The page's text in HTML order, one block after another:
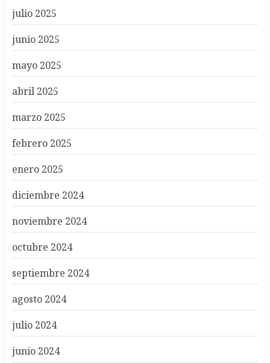
julio 2025
junio 2025
mayo 2025
abril 2025
marzo 2025
febrero 2025
enero 2025
diciembre 2024
noviembre 2024
octubre 2024
septiembre 2024
agosto 2024
julio 2024
junio 2024